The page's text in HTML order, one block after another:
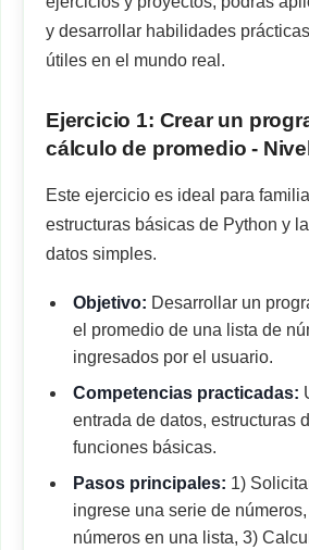
y desarrollar habilidades
útiles en el mundo real.
Ejercicio 1: Crear un
cálculo de promedio -
Este ejercicio es ideal para
estructuras básicas de Python y
datos simples.
Objetivo: Desarrollar un
el promedio de una lista de
ingresados por el usuario.
Competencias practicadas:
entrada de datos, estructuras
funciones básicas.
Pasos principales: 1)
ingrese una serie de
números en una lista, 3)